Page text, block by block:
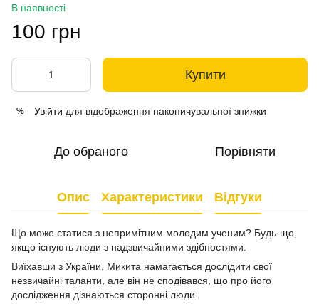
В наявності
100 грн
Купити
% Увійти для відображення накопичувальної знижки
До обраного Порівняти
Опис Характеристики Відгуки
Що може статися з непримітним молодим ученим? Будь-що,
якщо існують люди з надзвичайними здібностями.
Виїхавши з України, Микита намагається дослідити свої
незвичайні таланти, але він не сподівався, що про його
дослідження дізнаються сторонні люди.